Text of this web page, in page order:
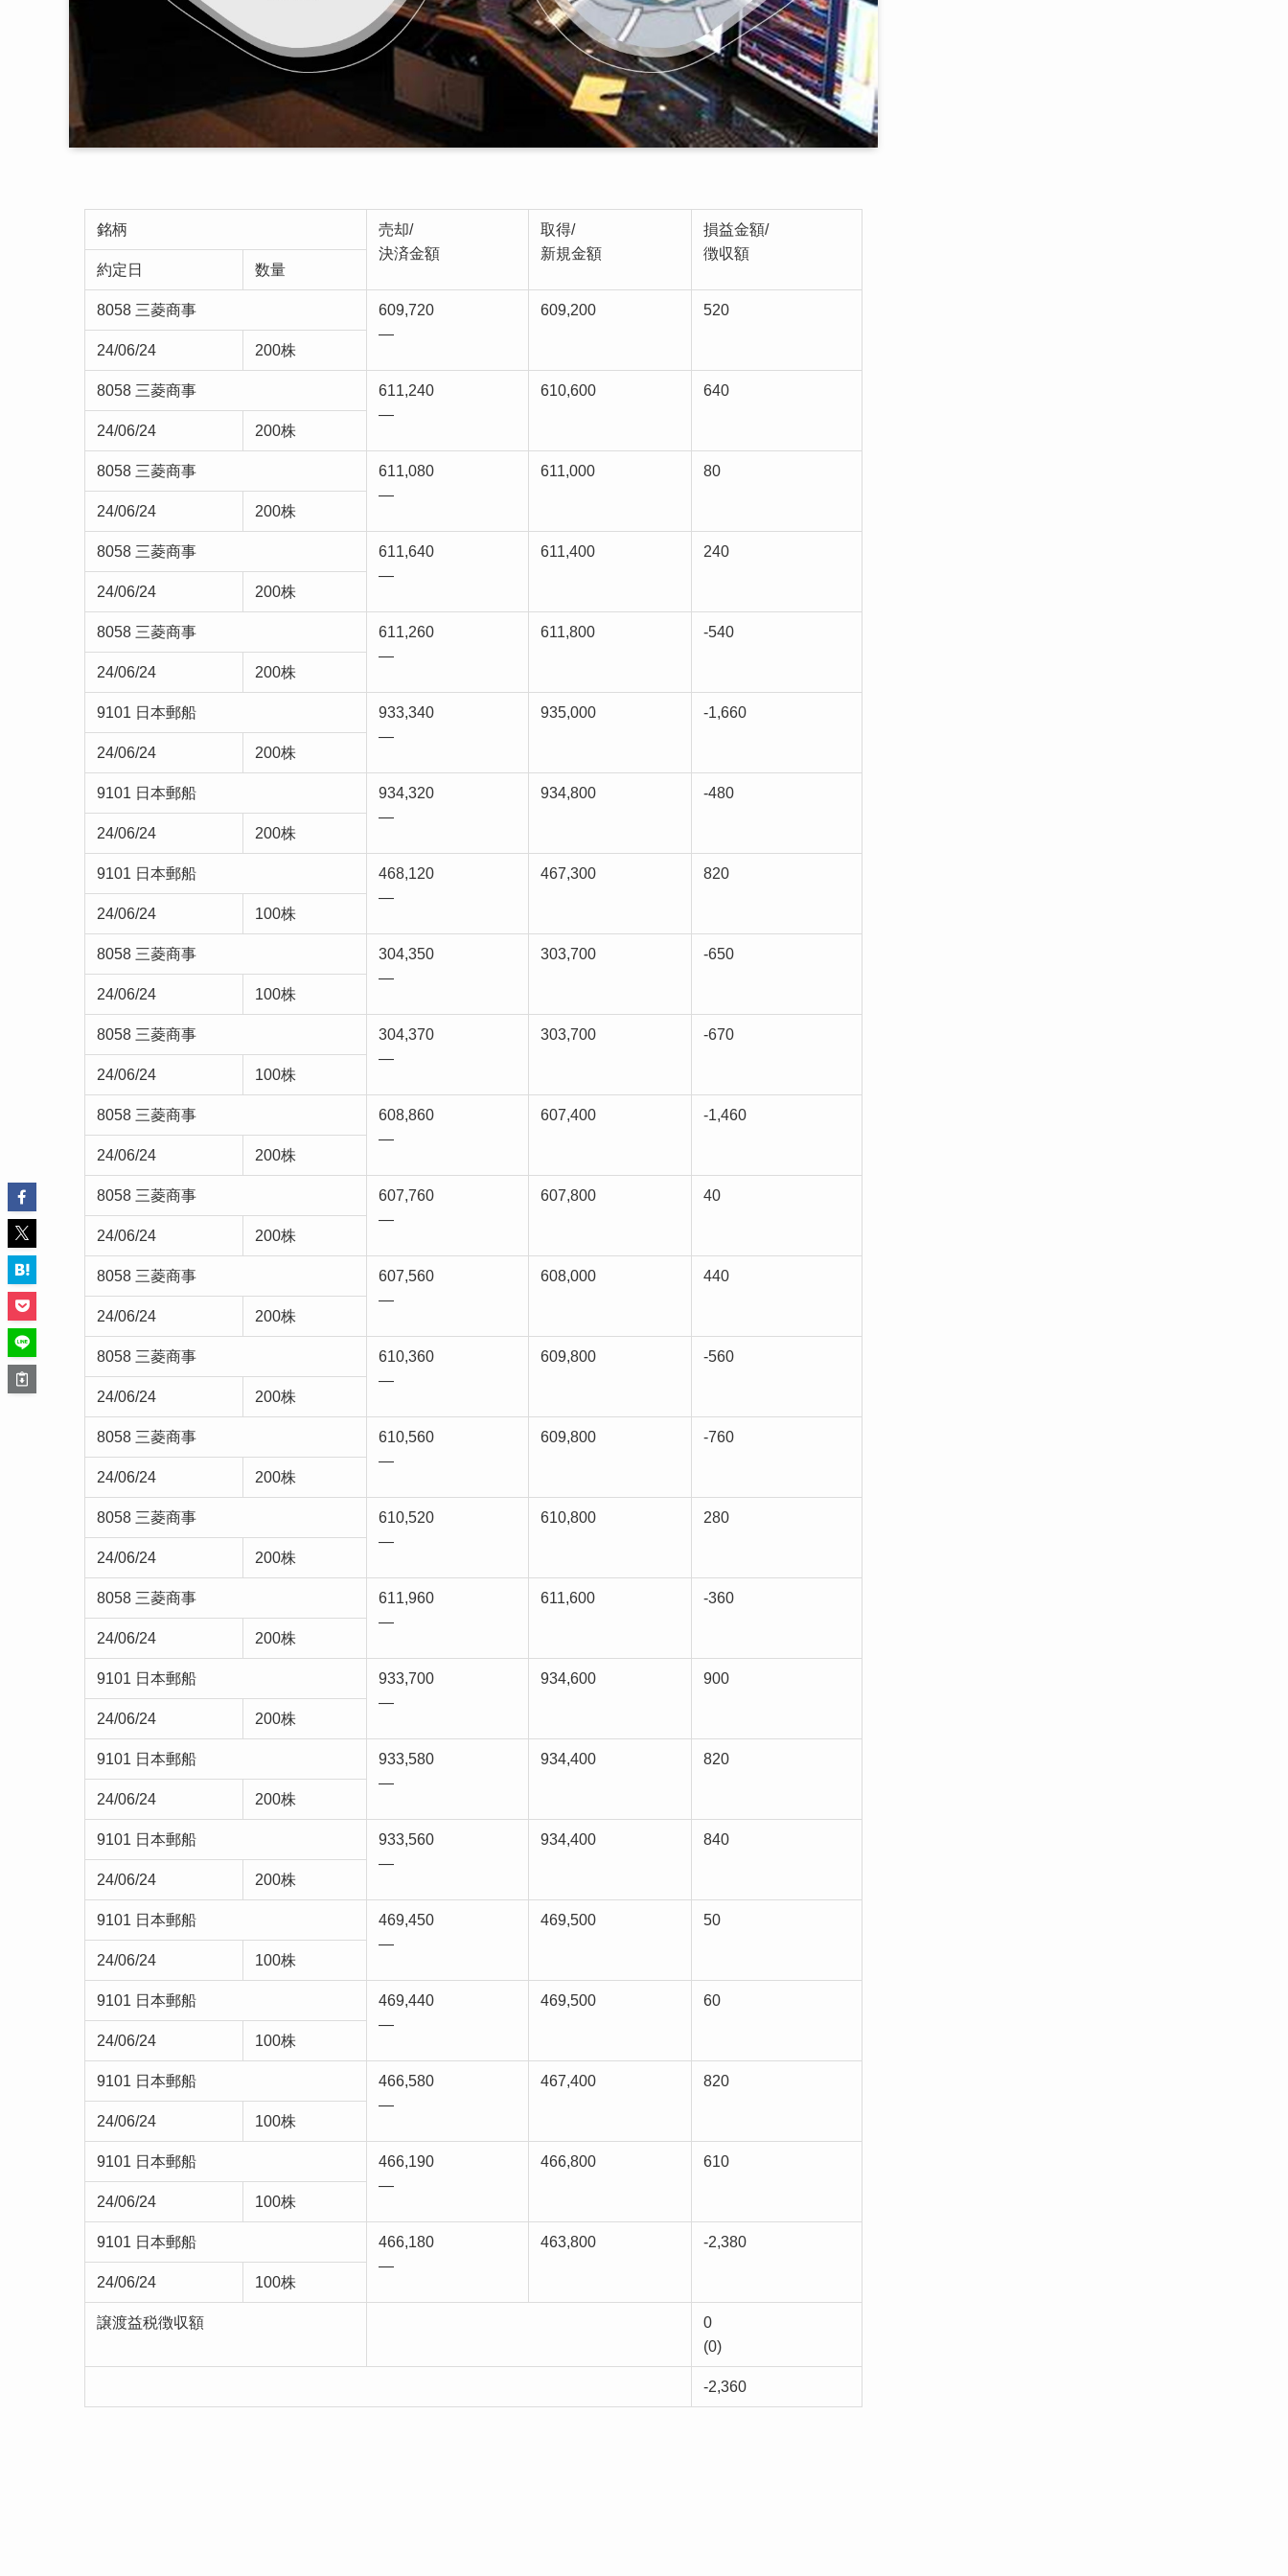
銘柄
売却/
決済金額
取得/
新規金額
損益金額/
徴収額
約定日
数量
8058 三菱商事
609,720
—
609,200 520
24/06/24 200株
8058 三菱商事
611,240
—
610,600 640
24/06/24 200株
8058 三菱商事
611,080
—
611,000 80
24/06/24 200株
8058 三菱商事
611,640
—
611,400 240
24/06/24 200株
8058 三菱商事
611,260
—
611,800 -540
24/06/24 200株
9101 日本郵船
933,340
—
935,000 -1,660
24/06/24 200株
9101 日本郵船
934,320
—
934,800 -480
24/06/24 200株
9101 日本郵船
468,120
—
467,300 820
24/06/24 100株
8058 三菱商事
304,350
—
303,700 -650
24/06/24 100株
8058 三菱商事
304,370
—
303,700 -670
24/06/24 100株
8058 三菱商事
608,860
—
607,400 -1,460
24/06/24 200株
8058 三菱商事
607,760
—
607,800 40
24/06/24 200株
8058 三菱商事
607,560
—
608,000 440
24/06/24 200株
8058 三菱商事
610,360
—
609,800 -560
24/06/24 200株
8058 三菱商事
610,560
—
609,800 -760
24/06/24 200株
8058 三菱商事
610,520
—
610,800 280
24/06/24 200株
8058 三菱商事
611,960
—
611,600 -360
24/06/24 200株
9101 日本郵船
933,700
—
934,600 900
24/06/24 200株
9101 日本郵船
933,580
—
934,400 820
24/06/24 200株
9101 日本郵船
933,560
—
934,400 840
24/06/24 200株
9101 日本郵船
469,450
—
469,500 50
24/06/24 100株
9101 日本郵船
469,440
—
469,500 60
24/06/24 100株
9101 日本郵船
466,580
—
467,400 820
24/06/24 100株
9101 日本郵船
466,190
—
466,800 610
24/06/24 100株
9101 日本郵船
466,180
—
463,800 -2,380
24/06/24 100株
譲渡益税徴収額
0
(0)
-2,360